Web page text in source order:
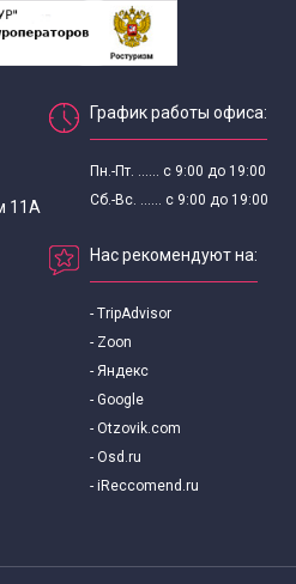
11А
График работы офиса:
Пн.-Пт. ...... с 9:00 до 19:00
Сб.-Вс. ...... с 9:00 до 19:00
Нас рекомендуют на:
- TripAdvisor
- Zoon
- Яндекс
- Google
- Otzovik.com
- Osd.ru
- iReccomend.ru